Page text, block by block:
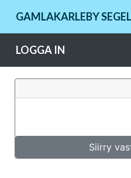
GAMLAKARLEBY
LOGGA IN